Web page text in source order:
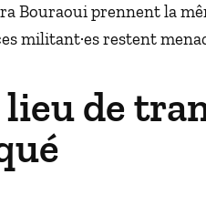
Bouraoui prennent la
militant·es restent
de